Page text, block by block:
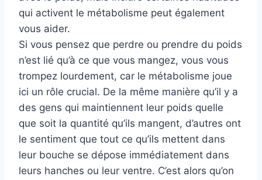
qui activent le métabolisme peut également
vous aider.
Si vous pensez que perdre ou prendre du poids
n’est lié qu’à ce que vous mangez, vous vous
trompez lourdement, car le métabolisme joue
ici un rôle crucial. De la même manière qu’il y a
des gens qui maintiennent leur poids quelle
que soit la quantité qu’ils mangent, d’autres ont
le sentiment que tout ce qu’ils mettent dans
leur bouche se dépose immédiatement dans
leurs hanches ou leur ventre. C’est alors qu’on